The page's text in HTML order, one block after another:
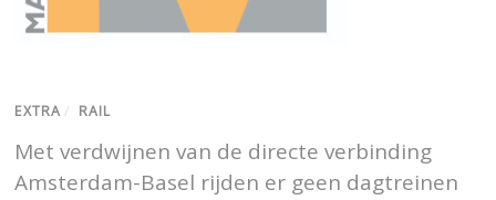
EXTRA / RAIL
Met verdwijnen van de directe verbinding
Amsterdam-Basel rijden er geen dagtreinen